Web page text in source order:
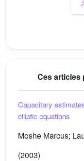
Ces articles
Capacitary
elliptic equations
Moshe Marcus;
(2003)